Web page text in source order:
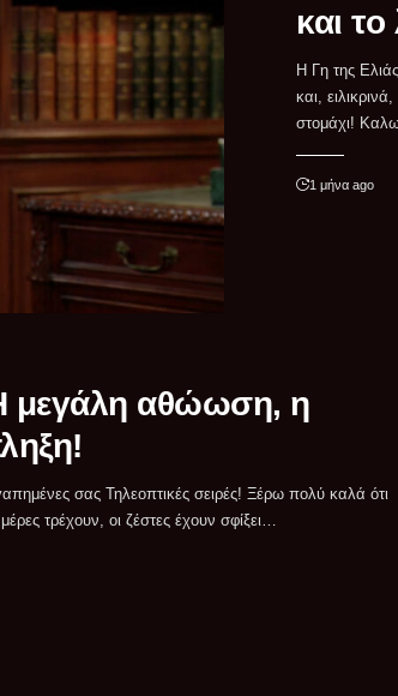
και
Η Γη της
και,
στομάχι!
άλλη μια
σειρές! Το
1 μήνα ago
μεγάλη αθώωση, η
μέρες τρέχουν, οι ζέστες έχουν σφίξει…